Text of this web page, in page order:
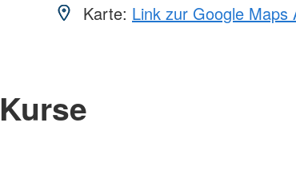
Karte: Link zur Google Maps
Kurse